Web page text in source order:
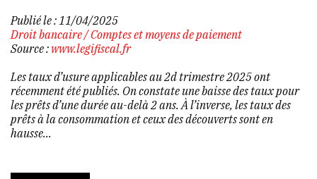
Publié le : 11/04/2025
Droit bancaire/Comptes et moyens de paiement
Source : www.legifiscal.fr
Les taux d’usure applicables au 2d trimestre 2025 ont
récemment été publiés. On constate une baisse des taux pour
les prêts d’une durée au-delà 2 ans. À l’inverse, les taux des
prêts à la consommation et ceux des découverts sont en
hausse...